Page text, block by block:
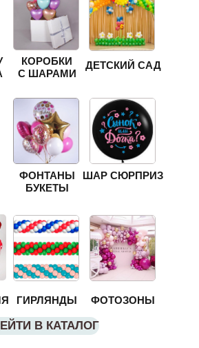
ФОНТАНЫ
БУКЕТЫ
ШАР СЮРПРИЗ
ГИРЛЯНДЫ
В КАТАЛОГ
ФОТОЗОНЫ
КОРОБКИ
С ШАРАМИ
ДЕТСКИЙ САД